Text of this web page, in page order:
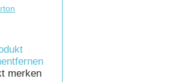
entfernen
merken